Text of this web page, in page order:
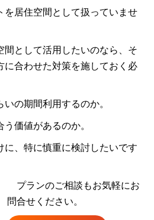
を居住空間として扱っていませ
間として活用したいのなら、そ
に合わせた対策を施しておく必
の期間利用するのか。
価値があるのか。
、特に慎重に検討したいです
プランのご相談もお気軽にお
問合せください。